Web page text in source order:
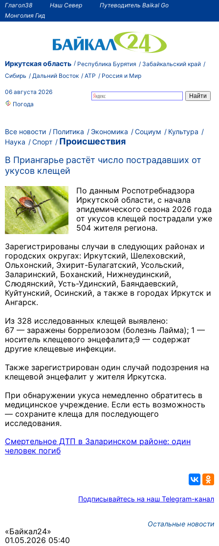
Глагол38 Наш Север
Путеводитель Baikal Go
Монголия Гид
Иркутская область Республика Бурятия
Забайкальский край
Сибирь
Дальний Восток АТР Россия и Мир
06 августа 2026
Погода
Все новости Политика Экономика Социум
Культура
Наука
Спорт
Происшествия
В Приангарье растёт число пострадавших от
укусов клещей
По данным Роспотребнадзора
Иркутской области, с начала
эпидемического сезона 2026 года
от укусов клещей пострадали уже
504 жителя региона.
Зарегистрированы случаи в следующих районах и
городских округах: Иркутский, Шелеховский,
Ольхонский, Эхирит-Булагатский, Усольский,
Заларинский, Боханский, Нижнеудинский,
Слюдянский, Усть-Удинский, Баяндаевский,
Куйтунский, Осинский, а также в городах Иркутск и
Ангарск.
Из 328 исследованных клещей выявлено:
67 — заражены боррелиозом (болезнь Лайма); 1 —
носитель клещевого энцефалита;9 — содержат
другие клещевые инфекции.
Также зарегистрирован один случай подозрения на
клещевой энцефалит у жителя Иркутска.
При обнаружении укуса немедленно обратитесь в
медицинское учреждение. Если есть возможность
— сохраните клеща для последующего
исследования.
Смертельное ДТП в Заларинском районе: один
человек погиб
Подписывайтесь на наш Telegram-канал
Остальные новости
«Байкал24»
01.05.2026 05:40